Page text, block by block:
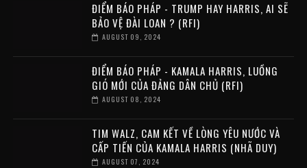
ĐIỂM BÁO PHÁP - TRUMP HAY HARRIS, AI SẼ
BẢO VỆ ĐÀI LOAN ? (RFI)
AUGUST 09, 2024
ĐIỂM BÁO PHÁP - KAMALA HARRIS, LUỒNG
GIÓ MỚI CỦA ĐẢNG DÂN CHỦ (RFI)
AUGUST 08, 2024
TIM WALZ, CAM KẾT VỀ LÒNG YÊU NƯỚC VÀ
CẤP TIẾN CỦA KAMALA HARRIS (NHÃ DUY)
AUGUST 07, 2024